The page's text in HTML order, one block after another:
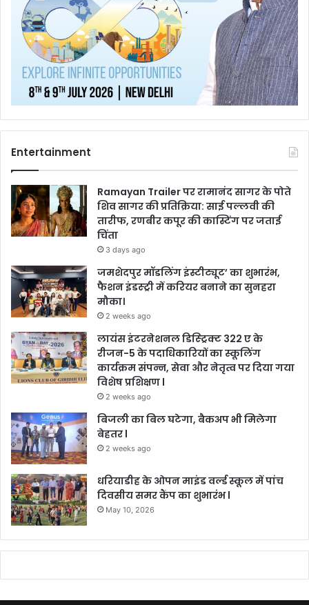
Entertainment
Ramayan Trailer पर रामानंद सागर के पोते
शिव सागर की प्रतिक्रिया: साई पल्लवी की
तारीफ, रणबीर कपूर की कास्टिंग पर जताई
चिंता
3 days ago
जमशेदपुर मॉडलिंग इंस्टीट्यूट’ का शुभारंभ,
फैशन इंडस्ट्री में करियर बनाने का सुनहरा
मौका।
2 weeks ago
लायंस इंटरनेशनल डिस्ट्रिक्ट 322 ए के
रीजन-5 के पदाधिकारियों का स्कूलिंग
कार्यक्रम संपन्न, सेवा और नेतृत्व पर दिया गया
विशेष प्रशिक्षण l
2 weeks ago
बिजली का बिल घटेगा, बैकअप भी मिलेगा
बेहतर l
2 weeks ago
धरियाडीह के ओपन माइंड वर्ल्ड स्कूल में पांच
दिवसीय समर कैंप का शुभारंभ l
May 10, 2026